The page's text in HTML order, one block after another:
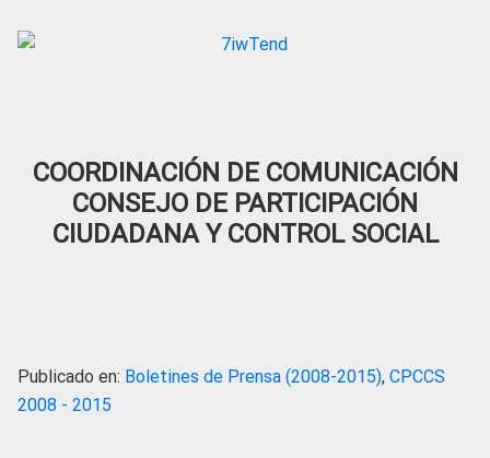
COORDINACIÓN DE COMUNICACIÓN
CONSEJO DE PARTICIPACIÓN
CIUDADANA Y CONTROL SOCIAL
Publicado en: Boletines de Prensa (2008-2015), CPCCS
2008 - 2015